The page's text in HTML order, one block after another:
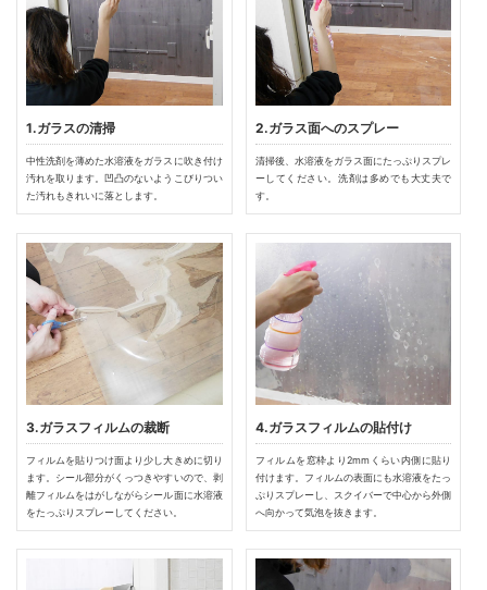
1.ガラスの清掃
中性洗剤を薄めた水溶液をガラスに吹き付け
汚れを取ります。凹凸のないようこびりつい
た汚れもきれいに落とします。
2.ガラス面へのスプレー
清掃後、水溶液をガラス面にたっぷりスプレ
ーしてください。洗剤は多めでも大丈夫で
す。
3.ガラスフィルムの裁断
フィルムを貼りつけ面より少し大きめに切り
ます。シール部分がくっつきやすいので、剥
離フィルムをはがしながらシール面に水溶液
をたっぷりスプレーしてください。
4.ガラスフィルムの貼付け
フィルムを窓枠より2mmくらい内側に貼り
付けます。フィルムの表面にも水溶液をたっ
ぷりスプレーし、スクイバーで中心から外側
へ向かって気泡を抜きます。